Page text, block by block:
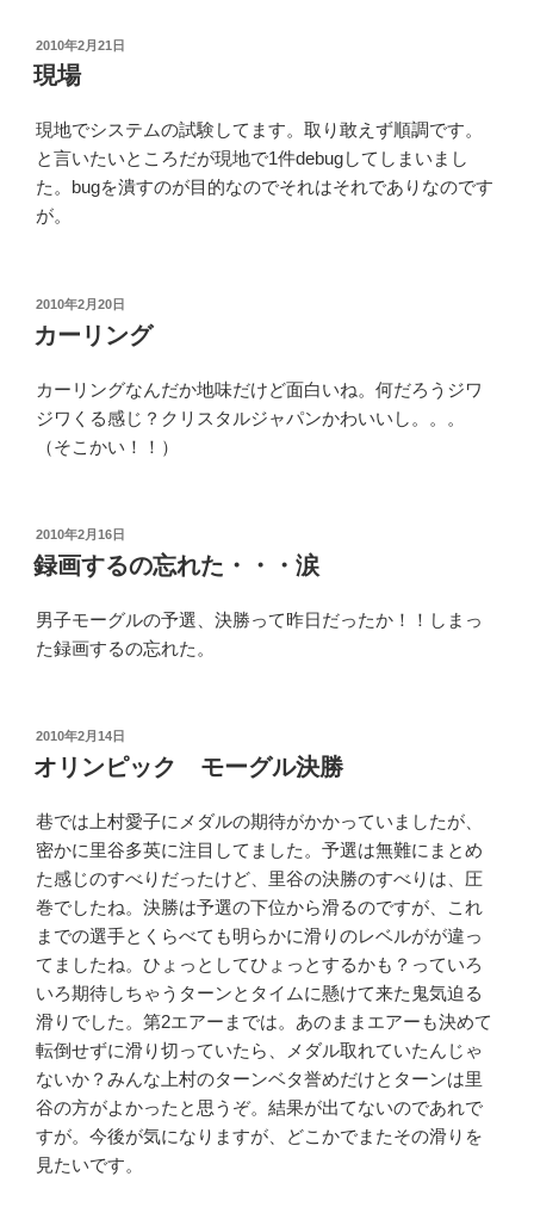
投
稿
日:
2010年2月21日
現場
現地でシステムの試験してます。取り敢えず順調です。
と言いたいところだが現地で1件debugしてしまいまし
た。bugを潰すのが目的なのでそれはそれでありなのです
が。
投
稿
日:
2010年2月20日
カーリング
カーリングなんだか地味だけど面白いね。何だろうジワ
ジワくる感じ？クリスタルジャパンかわいいし。。。
（そこかい！！）
投
稿
日:
2010年2月16日
録画するの忘れた・・・涙
男子モーグルの予選、決勝って昨日だったか！！しまっ
た録画するの忘れた。
投
稿
日:
2010年2月14日
オリンピック モーグル決勝
巷では上村愛子にメダルの期待がかかっていましたが、
密かに里谷多英に注目してました。予選は無難にまとめ
た感じのすべりだったけど、里谷の決勝のすべりは、圧
巻でしたね。決勝は予選の下位から滑るのですが、これ
までの選手とくらべても明らかに滑りのレベルがが違っ
てましたね。ひょっとしてひょっとするかも？っていろ
いろ期待しちゃうターンとタイムに懸けて来た鬼気迫る
滑りでした。第2エアーまでは。あのままエアーも決めて
転倒せずに滑り切っていたら、メダル取れていたんじゃ
ないか？みんな上村のターンベタ誉めだけとターンは里
谷の方がよかったと思うぞ。結果が出てないのであれで
すが。今後が気になりますが、どこかでまたその滑りを
見たいです。